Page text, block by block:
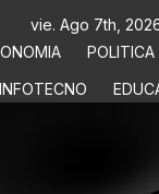
vie. Ago 7th,
POLITICA
INFOTECNO